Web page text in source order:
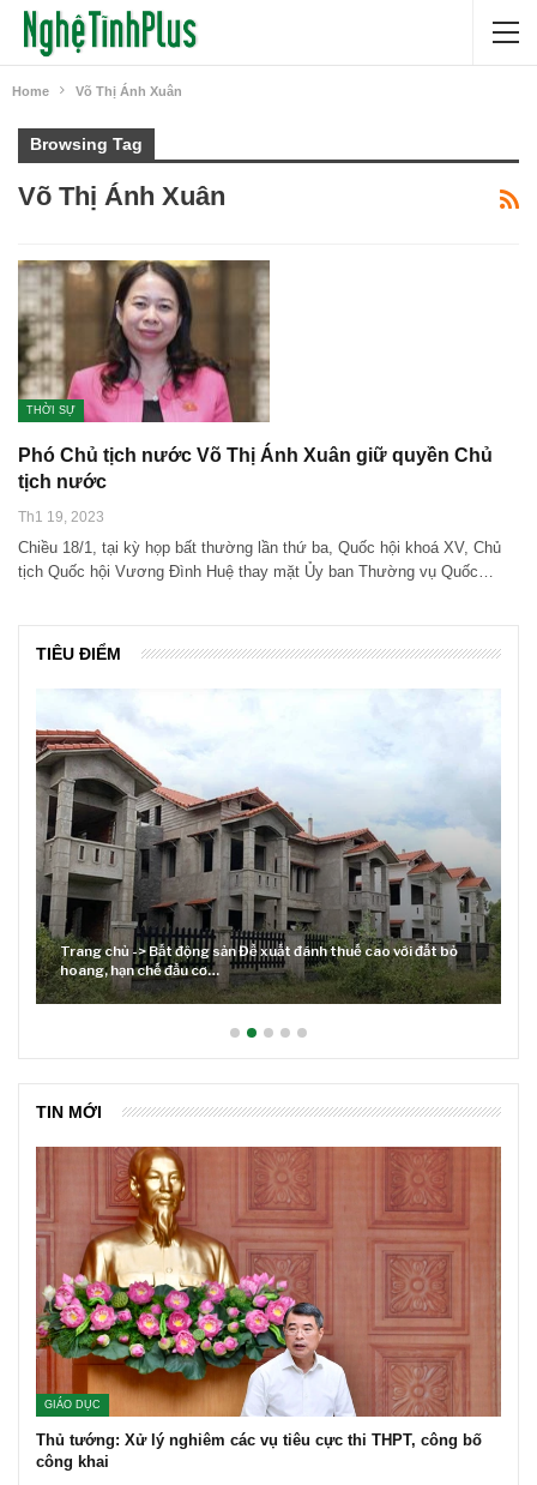
Home Võ Thị Ánh Xuân
Browsing Tag
Võ Thị Ánh Xuân
THỜI SỰ
Phó Chủ tịch nước Võ Thị Ánh Xuân giữ quyền Chủ
tịch nước
Th1 19, 2023
Chiều 18/1, tại kỳ họp bất thường lần thứ ba, Quốc hội khoá XV, Chủ
tịch Quốc hội Vương Đình Huệ thay mặt Ủy ban Thường vụ Quốc…
TIÊU ĐIỂM
Trang chủ -> Bất động sản Đề xuất đánh thuế cao với đất bỏ
hoang, hạn chế đầu cơ…
TIN MỚI
GIÁO DỤC
Thủ tướng: Xử lý nghiêm các vụ tiêu cực thi THPT, công bố
công khai